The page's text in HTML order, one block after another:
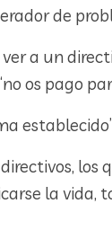
de
a un
os pago
los
la vida,